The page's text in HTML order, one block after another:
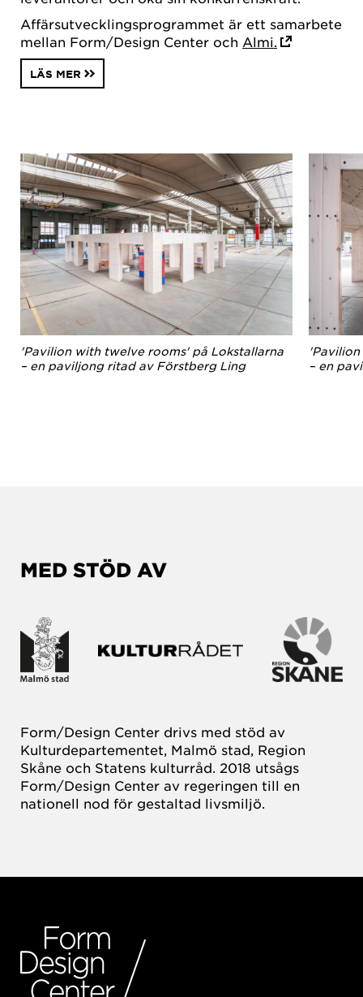
Affärsutvecklingsprogrammet är ett samarbete
mellan Form/Design Center och Almi.
LÄS MER
'Pavilion with twelve rooms' på Lokstallarna
– en paviljong ritad av Förstberg Ling
– en
MED STÖD AV
Form/Design Center drivs med stöd av
Kulturdepartementet, Malmö stad, Region
Skåne och Statens kulturråd. 2018 utsågs
Form/Design Center av regeringen till en
nationell nod för gestaltad livsmiljö.